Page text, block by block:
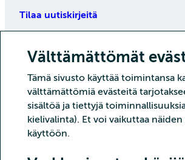
Välttämättömät
Tämä sivusto käyttää toimintansa
välttämättömiä evästeitä
sisältöä ja tiettyjä
kielivalinta). Et voi vaikuttaa
käyttöön.
Tilaa uutiskirjeitä
Copyright CSC – Tieteen